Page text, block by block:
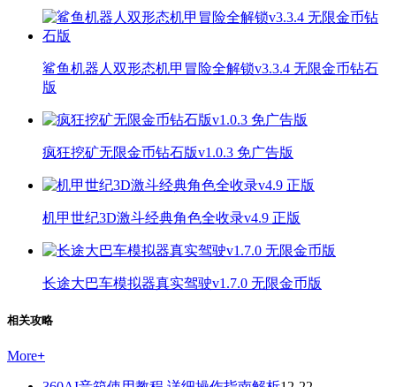
鲨鱼机器人双形态机甲冒险全解锁v3.3.4 无限金币钻石
版
疯狂挖矿无限金币钻石版v1.0.3 免广告版
机甲世纪3D激斗经典角色全收录v4.9 正版
长途大巴车模拟器真实驾驶v1.7.0 无限金币版
相关攻略
More+